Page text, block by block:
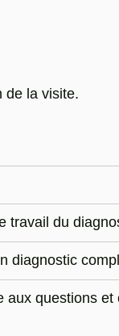
de la visite.
travail du
diagnostic
aux questions et